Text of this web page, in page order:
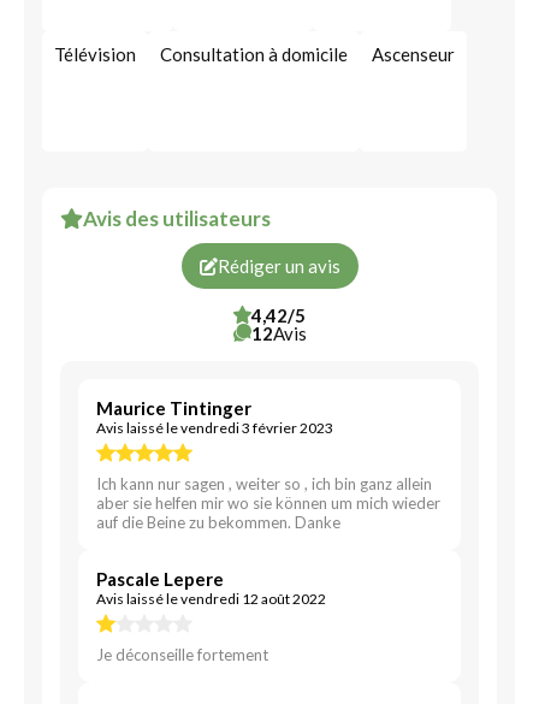
Télévision Consultation à domicile Ascenseur
Avis des utilisateurs
Rédiger un avis
4,42/5
12Avis
Maurice Tintinger
Avis laissé le vendredi 3 février 2023
Ich kann nur sagen , weiter so , ich bin ganz allein
aber sie helfen mir wo sie können um mich wieder
auf die Beine zu bekommen. Danke
Pascale Lepere
Avis laissé le vendredi 12 août 2022
Je déconseille fortement